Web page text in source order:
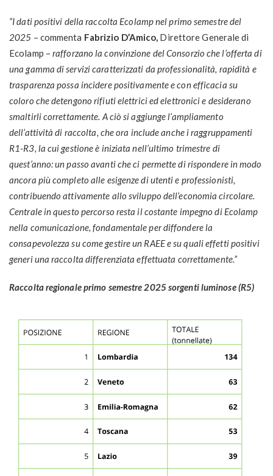
“I dati positivi della raccolta Ecolamp nel primo semestre del
2025 – commenta Fabrizio D’Amico, Direttore Generale di
Ecolamp – rafforzano la convinzione del Consorzio che l’offerta di
una gamma di servizi caratterizzati da professionalità, rapidità e
trasparenza possa incidere positivamente e con efficacia su
coloro che detengono rifiuti elettrici ed elettronici e desiderano
smaltirli correttamente. A ciò si aggiunge l’ampliamento
dell’attività di raccolta, che ora include anche i raggruppamenti
R1-R3, la cui gestione è iniziata nell’ultimo trimestre di
quest’anno: un passo avanti che ci permette di rispondere in modo
ancora più completo alle esigenze di utenti e professionisti,
contribuendo attivamente allo sviluppo dell’economia circolare.
Centrale in questo percorso resta il costante impegno di Ecolamp
nella comunicazione, fondamentale per diffondere la
consapevolezza su come gestire un RAEE e su quali effetti positivi
generi una raccolta differenziata effettuata correttamente.”
Raccolta regionale primo semestre 2025 sorgenti luminose (R5)